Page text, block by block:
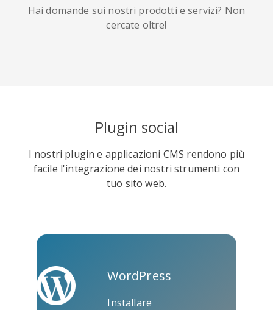
Pocket
Kakao
Kooapp
Microsoft
Naver
Hai domande sui nostri prodotti e servizi? Non
cercate oltre!
Plugin social
I nostri plugin e applicazioni CMS rendono più
facile l'integrazione dei nostri strumenti con
tuo sito web.
WordPress
Installare